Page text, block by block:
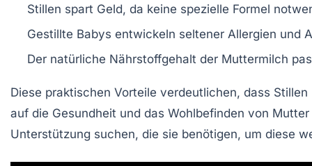
Stillen spart Geld, da keine spezielle Formel
Gestillte Babys entwickeln seltener Allergien und
Der natürliche Nährstoffgehalt der Muttermilch
Diese praktischen Vorteile verdeutlichen, dass
auf die Gesundheit und das Wohlbefinden von
Unterstützung suchen, die sie benötigen, um diese